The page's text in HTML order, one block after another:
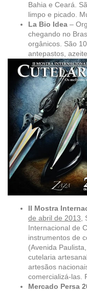
Bahia e Ceará.
limpo e picado.
La Bio Idea –
chegando no
orgânicos. São
antepastos,
II Mostra
de abril de 2013
Internacional de
instrumentos de
(Avenida
cutelaria
artesãos
comercializá-las.
Mercado Persa